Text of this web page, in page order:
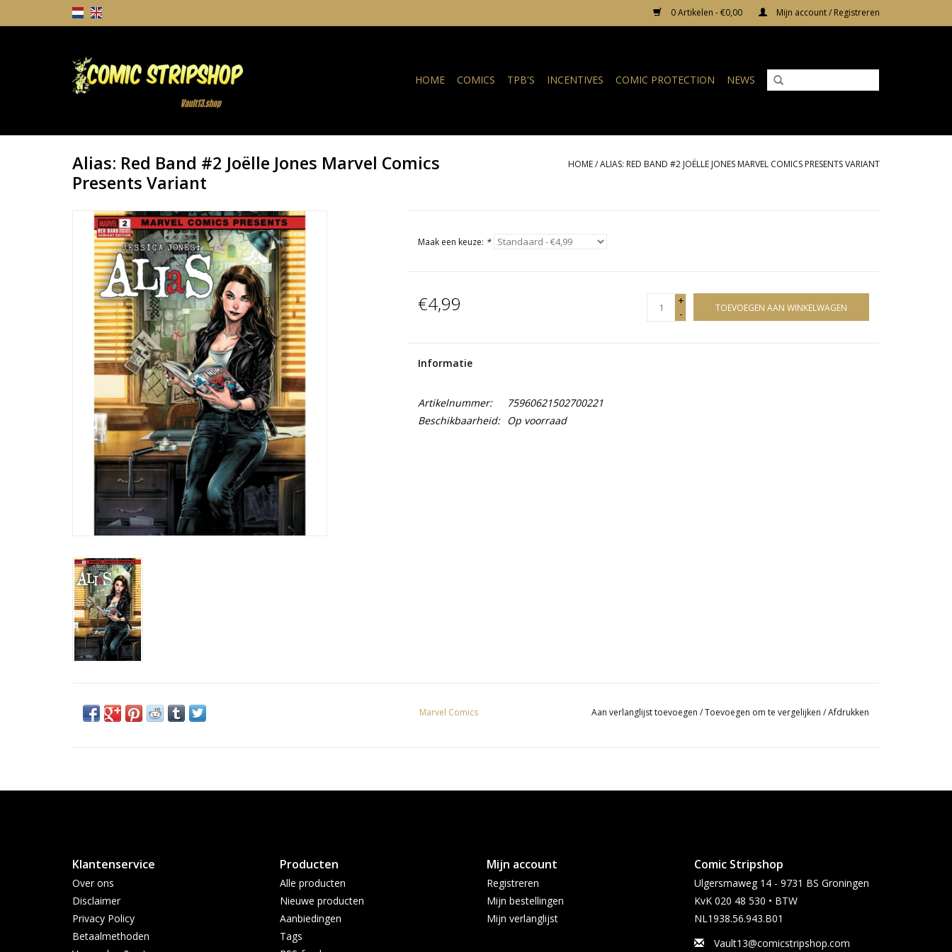
0 Artikelen - €0,00 Mijn account / Registreren
HOME COMICS TPB'S INCENTIVES COMIC PROTECTION NEWS
Alias: Red Band #2 Joëlle Jones Marvel Comics
Presents Variant
HOME/ALIAS: RED BAND #2 JOËLLE JONES MARVEL COMICS PRESENTS VARIANT
Maak een keuze: *
€4,99
+
-
TOEVOEGEN AAN WINKELWAGEN
Informatie
Artikelnummer:
75960621502700221
Beschikbaarheid:
Op voorraad
Marvel Comics Aan verlanglijst toevoegen /Toevoegen om te vergelijken /Afdrukken
Klantenservice
Over ons
Disclaimer
Privacy Policy
Betaalmethoden
Producten
Alle producten
Nieuwe producten
Aanbiedingen
Tags
Mijn account
Registreren
Mijn bestellingen
Mijn verlanglijst
Comic Stripshop
Ulgersmaweg 14 - 9731 BS Groningen
KvK 020 48 530 • BTW
NL1938.56.943.B01
Vault13@comicstripshop.com